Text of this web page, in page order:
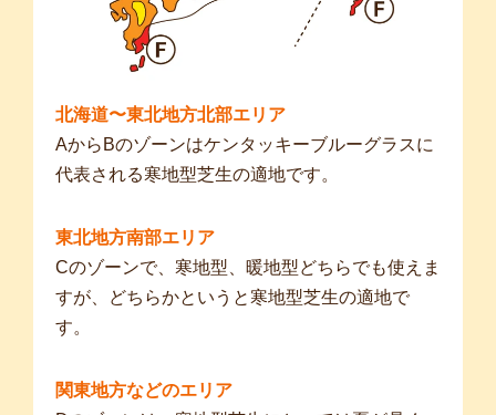
北海道〜東北地方北部エリア
AからBのゾーンはケンタッキーブルーグラスに
代表される寒地型芝生の適地です。
東北地方南部エリア
Cのゾーンで、寒地型、暖地型どちらでも使えま
すが、どちらかというと寒地型芝生の適地で
す。
関東地方などのエリア